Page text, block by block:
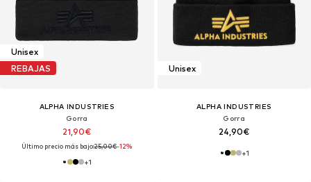
Unisex
REBAJAS
ALPHA INDUSTRIES
Gorra
21,90€
Último precio más bajo:25,00€-12%
+1
Unisex
ALPHA INDUSTRIES
Gorra
24,90€
+1